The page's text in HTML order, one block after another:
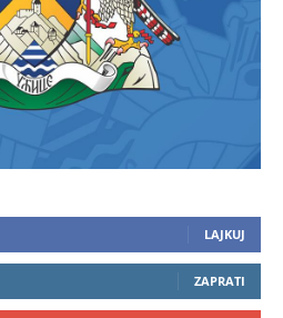
LAJKUJ
ZAPRATI